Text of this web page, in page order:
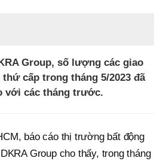
Group, số lượng các giao
cấp trong tháng 5/2023 đã
với các tháng trước.
báo cáo thị trường bất động
Group cho thấy, trong tháng